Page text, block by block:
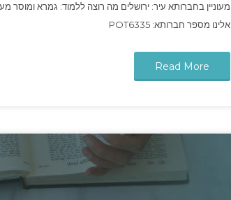
מעוניין בחברותא עיר: ירושלים מה רוצה ללמוד: גמרא ומוסר
אלינו מספר חברותא: POT6335
Read More